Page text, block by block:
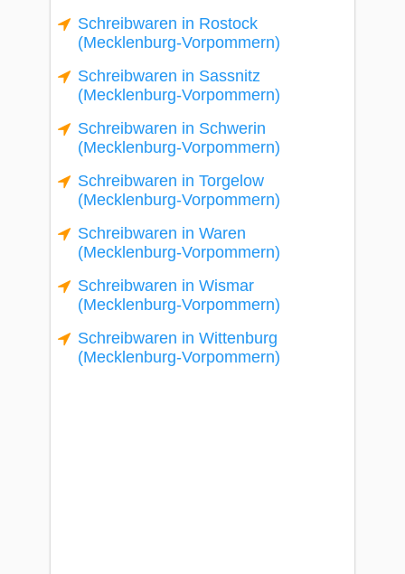
Schreibwaren in Rostock
(Mecklenburg-Vorpommern)
Schreibwaren in Sassnitz
(Mecklenburg-Vorpommern)
Schreibwaren in Schwerin
(Mecklenburg-Vorpommern)
Schreibwaren in Torgelow
(Mecklenburg-Vorpommern)
Schreibwaren in Waren
(Mecklenburg-Vorpommern)
Schreibwaren in Wismar
(Mecklenburg-Vorpommern)
Schreibwaren in Wittenburg
(Mecklenburg-Vorpommern)